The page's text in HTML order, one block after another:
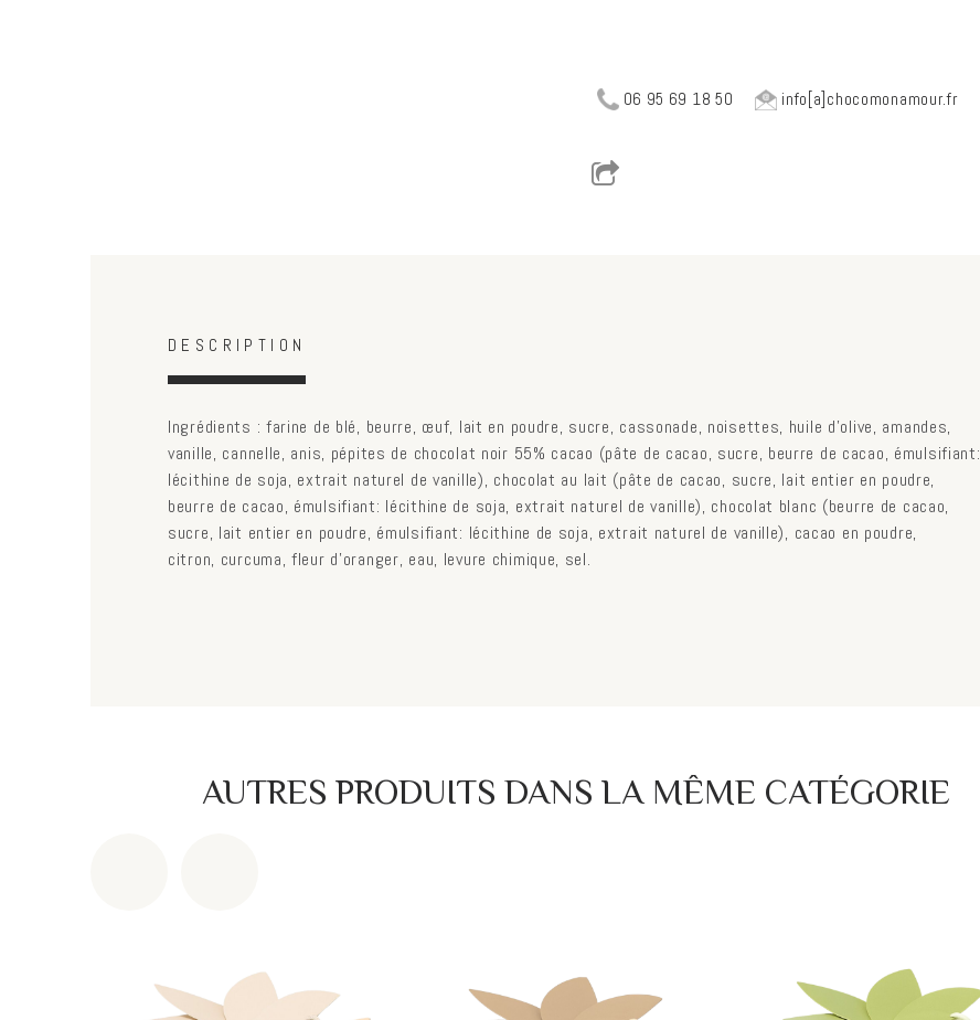
06 95 69 18 50 info[a]chocomonamour.fr
Horizontal Tabs
DESCRIPTION
Ingrédients : farine de blé, beurre, œuf, lait en poudre, sucre, cassonade, noisettes, huile d’olive, amandes,
vanille, cannelle, anis, pépites de chocolat noir 55% cacao (pâte de cacao, sucre, beurre de cacao, émulsifiant:
lécithine de soja, extrait naturel de vanille), chocolat au lait (pâte de cacao, sucre, lait entier en poudre,
beurre de cacao, émulsifiant: lécithine de soja, extrait naturel de vanille), chocolat blanc (beurre de cacao,
sucre, lait entier en poudre, émulsifiant: lécithine de soja, extrait naturel de vanille), cacao en poudre,
citron, curcuma, fleur d’oranger, eau, levure chimique, sel.
AUTRES PRODUITS DANS LA MÊME CATÉGORIE